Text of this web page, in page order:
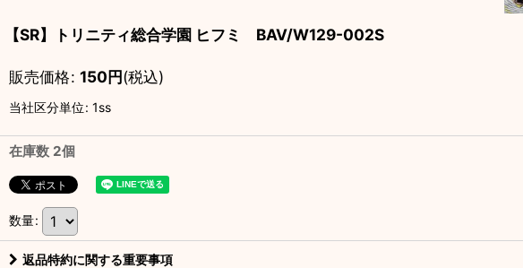
【SR】トリニティ総合学園 ヒフミ BAV/W129-002S
販売価格: 150円(税込)
当社区分単位: 1ss
在庫数 2個
数量:
返品特約に関する重要事項